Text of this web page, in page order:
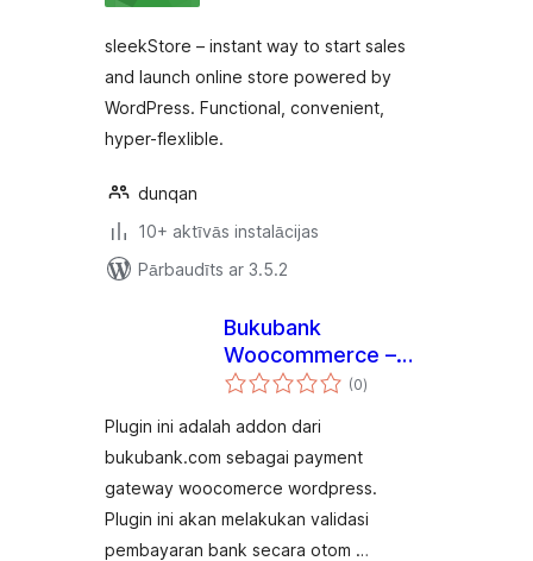
sleekStore – instant way to start sales
and launch online store powered by
WordPress. Functional, convenient,
hyper-flexlible.
dunqan
10+ aktīvās instalācijas
Pārbaudīts ar 3.5.2
Bukubank
Woocommerce –
Cek Mutasi Bank
Secara Otomatis
Rekening Indonesia
(0vērtējumu
kopsumma
)
Plugin ini adalah addon dari
bukubank.com sebagai payment
gateway woocomerce wordpress.
Plugin ini akan melakukan validasi
pembayaran bank secara otom …